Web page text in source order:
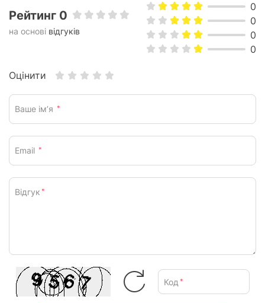
Рейтинг 0
на основі відгуків
0
0
0
0
Оцінити
Ваше ім’я *
Email *
Відгук *
Код *